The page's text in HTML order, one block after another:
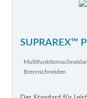
SUPRAREX™
Brennschneiden